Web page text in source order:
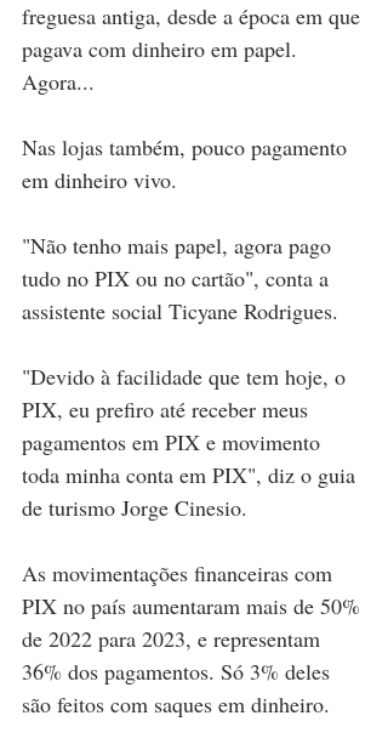
freguesa antiga, desde a época em que
pagava com dinheiro em papel.
Agora...
Nas lojas também, pouco pagamento
em dinheiro vivo.
"Não tenho mais papel, agora pago
tudo no PIX ou no cartão", conta a
assistente social Ticyane Rodrigues.
"Devido à facilidade que tem hoje, o
PIX, eu prefiro até receber meus
pagamentos em PIX e movimento
toda minha conta em PIX", diz o guia
de turismo Jorge Cinesio.
As movimentações financeiras com
PIX no país aumentaram mais de 50%
de 2022 para 2023, e representam
36% dos pagamentos. Só 3% deles
são feitos com saques em dinheiro.